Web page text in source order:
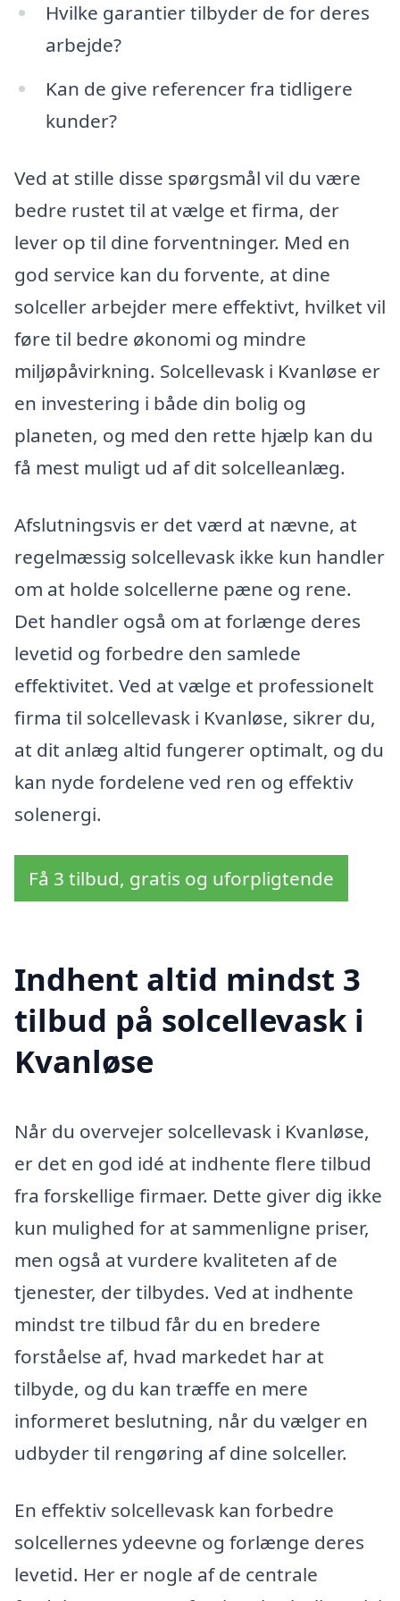
Hvilke garantier tilbyder de for deres
arbejde?
Kan de give referencer fra tidligere
kunder?
Ved at stille disse spørgsmål vil du være
bedre rustet til at vælge et firma, der
lever op til dine forventninger. Med en
god service kan du forvente, at dine
solceller arbejder mere effektivt, hvilket vil
føre til bedre økonomi og mindre
miljøpåvirkning. Solcellevask i Kvanløse er
en investering i både din bolig og
planeten, og med den rette hjælp kan du
få mest muligt ud af dit solcelleanlæg.
Afslutningsvis er det værd at nævne, at
regelmæssig solcellevask ikke kun handler
om at holde solcellerne pæne og rene.
Det handler også om at forlænge deres
levetid og forbedre den samlede
effektivitet. Ved at vælge et professionelt
firma til solcellevask i Kvanløse, sikrer du,
at dit anlæg altid fungerer optimalt, og du
kan nyde fordelene ved ren og effektiv
solenergi.
Få 3 tilbud, gratis og uforpligtende
Indhent altid mindst 3
tilbud på solcellevask i
Kvanløse
Når du overvejer solcellevask i Kvanløse,
er det en god idé at indhente flere tilbud
fra forskellige firmaer. Dette giver dig ikke
kun mulighed for at sammenligne priser,
men også at vurdere kvaliteten af de
tjenester, der tilbydes. Ved at indhente
mindst tre tilbud får du en bredere
forståelse af, hvad markedet har at
tilbyde, og du kan træffe en mere
informeret beslutning, når du vælger en
udbyder til rengøring af dine solceller.
En effektiv solcellevask kan forbedre
solcellernes ydeevne og forlænge deres
levetid. Her er nogle af de centrale